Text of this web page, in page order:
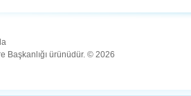
Başkanlığı ürünüdür. © 2026